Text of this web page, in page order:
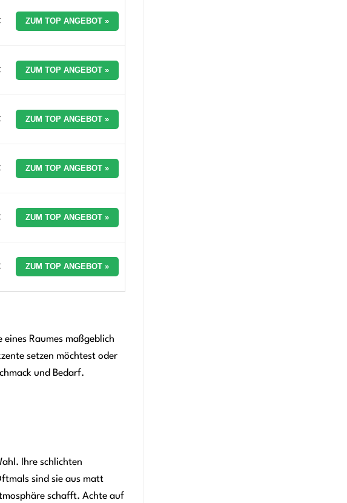
ZUM TOP ANGEBOT »
ZUM TOP ANGEBOT »
ZUM TOP ANGEBOT »
ZUM TOP ANGEBOT »
ZUM TOP ANGEBOT »
ZUM TOP ANGEBOT »
Raumes maßgeblich
setzen möchtest oder
und Bedarf.
Ihre schlichten
sind sie aus matt
schafft. Achte auf